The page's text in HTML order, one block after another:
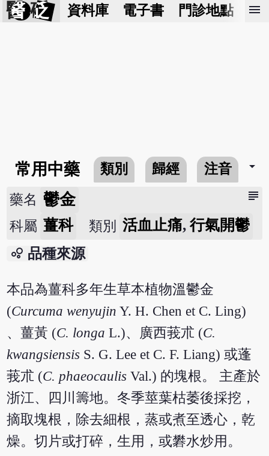
醫 砭 資料庫 電子書 門診地點 預
menu
常用中藥 類別 歸經 注音 arrow_drop_down
subject
藥名 鬱金
科屬 薑科 類別 活血止痛,行氣開鬱
bubble_chart 品種來源
本品為薑科多年生草本植物溫鬱金
(Curcuma wenyujin Y. H. Chen et C. Ling)
、薑黃 (C. longa L.)、廣西莪朮 (C.
kwangsiensis S. G. Lee et C. F. Liang) 或蓬
莪朮 (C. phaeocaulis Val.) 的塊根。 主產於
浙江、四川籌地。冬季莖葉枯萎後採挖，
摘取塊根，除去細根，蒸或煮至透心，乾
燥。切片或打碎，生用，或礬水炒用。